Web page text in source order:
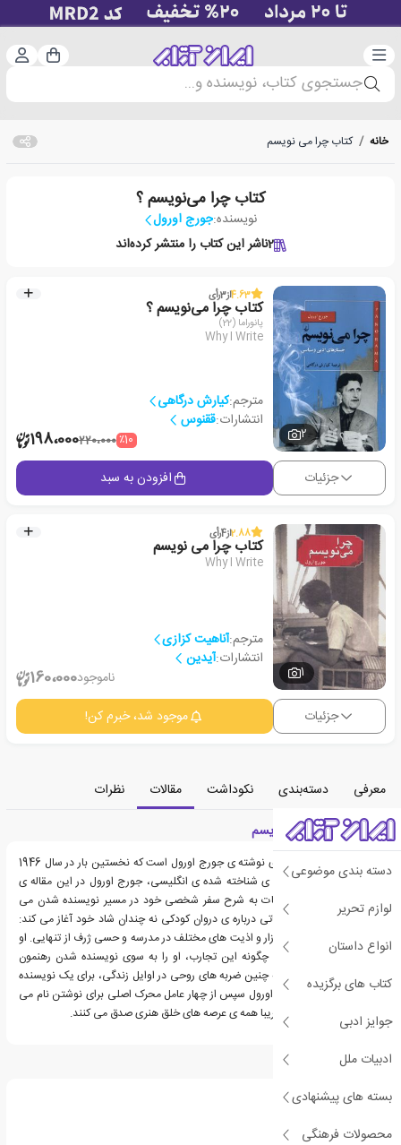
دسته‌بندی سبد
جستجوی کتاب، نویسنده و...
دسته بندی موضوعی
لوازم تحریر
انواع داستان
کتاب های برگزیده
جوایز ادبی
ادبیات ملل
بسته های پیشنهادی
محصولات فرهنگی
خانه / کتاب چرا می نویسم
کتاب چرا‌ می‌نویسم ؟
نویسنده:جورج اورول
2ناشر این کتاب را منتشر کرده‌اند
2
4.63از3رأی
کتاب چرا‌ می‌نویسم ؟
پانوراما (22)
Why I Write
مترجم:کیارش درگاهی
انتشارات:ققنوس
٪10220،000198،000
جزئیات افزودن به سبد
1
2.88از4رأی
کتاب چرا می نویسم
Why I Write
مترجم:آناهیت کزازی
انتشارات:آیدین
ناموجود160،000
جزئیات موجود شد، خبرم کن!
معرفی دسته‌بندی نکوداشت مقالات
نظرات
معرفی کتاب چرا می نویسم
کتاب چرا می نویسم، اثری نوشته ی جورج اورول است که نخستین بار در سال 1946
به انتشار رسید. نویسنده ی شناخته شده ی انگلیسی، جورج اورول در این مقاله ی
جذاب و آموزنده، با جزئیات به شرح سفر شخصی خود در مسیر نویسنده شدن می
پردازد. او کتاب را با جزئیاتی درباره ی دروان کودکی نه چندان شاد خود آغاز می کند:
پدری که حضور نداشت، آزار و اذیت های مختلف در مدرسه و حسی ژرف از تنهایی. او
سپس نشان می دهد که چگونه این تجارب، او را به سوی نویسنده شدن رهنمون
ساختند و بیان می کند که چنین ضربه های روحی در اوایل زندگی، برای یک نویسنده
به نوعی ضروری هستند. اورول سپس از چهار عامل محرک اصلی برای نوشتن نام می
برد؛ عواملی که در مورد تقریبا همه ی عرصه های خلق هنری صدق می کنند.
درباره جورج اورول